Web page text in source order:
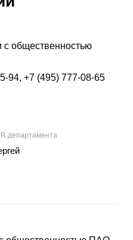
с общественностью
94, +7 (495) 777-08-65
департамента